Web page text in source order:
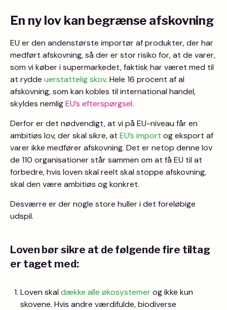
En ny lov kan begrænse afskovning
EU er den andenstørste importør af produkter, der har
medført afskovning, så der er stor risiko for, at de varer,
som vi køber i supermarkedet, faktisk har været med til
at rydde uerstattelig skov. Hele 16 procent af al
afskovning, som kan kobles til international handel,
skyldes nemligEU’s efterspørgsel.
Derfor er det nødvendigt, at vi på EU-niveau får en
ambitiøs lov, der skal sikre, at EU’s import og eksport af
varer ikke medfører afskovning. Det er netop denne lov
de 110 organisationer står sammen om at få EU til at
forbedre, hvis loven skal reelt skal stoppe afskovning,
skal den være ambitiøs og konkret.
Desværre er der nogle store huller i det foreløbige
udspil.
Loven bør sikre at de følgende fire tiltag
er taget med:
Loven skal dække alle økosystemerog ikke kun
skovene. Hvis andre værdifulde, biodiverse